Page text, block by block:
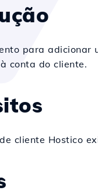
para adicionar
à conta do cliente.
cliente Hostico